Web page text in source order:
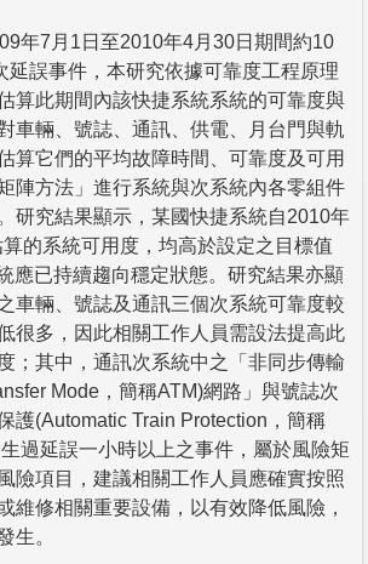
年7月1日至2010年4月30日期間約10
延誤事件，本研究依據可靠度工程原理
算此期間內該快捷系統系統的可靠度與
車輛、號誌、通訊、供電、月台門與軌
算它們的平均故障時間、可靠度及可用
陣方法」進行系統與次系統內各零組件
研究結果顯示，某國快捷系統自2010年
的系統可用度，均高於設定之目標值
應已持續趨向穩定狀態。研究結果亦顯
車輛、號誌及通訊三個次系統可靠度較
很多，因此相關工作人員需設法提高此
；其中，通訊次系統中之「非同步傳輸
Mode，簡稱ATM)網路」與號誌次
護(Automatic Train Protection，簡稱
過延誤一小時以上之事件，屬於風險矩
險項目，建議相關工作人員應確實按照
維修相關重要設備，以有效降低風險，
生。